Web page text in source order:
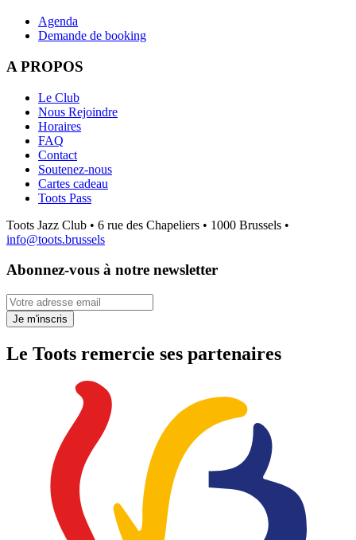
Agenda
Demande de booking
A PROPOS
Le Club
Nous Rejoindre
Horaires
FAQ
Contact
Soutenez-nous
Cartes cadeau
Toots Pass
Toots Jazz Club • 6 rue des Chapeliers • 1000 Brussels •
info@toots.brussels
Abonnez-vous à notre newsletter
Votre adresse email
Je m'inscris
Le Toots remercie ses partenaires